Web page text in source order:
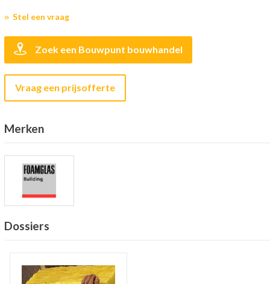
Stel een vraag
Zoek een Bouwpunt bouwhandel
Vraag een prijsofferte
Merken
Dossiers